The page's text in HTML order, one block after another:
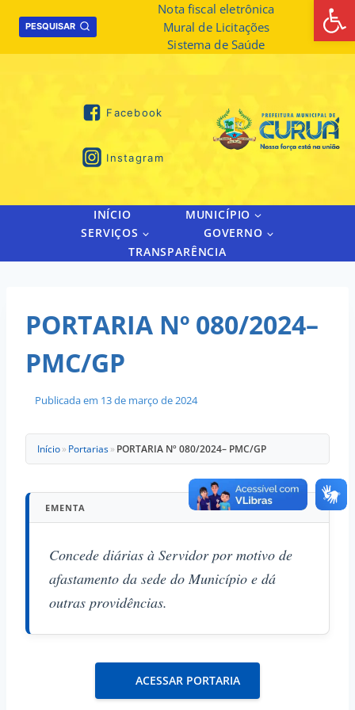
PESQUISAR
Nota fiscal eletrônica
Mural de Licitações
Sistema de Saúde
Facebook
Instagram
INÍCIO
MUNICÍPIO
SERVIÇOS
GOVERNO
TRANSPARÊNCIA
PORTARIA Nº 080/2024–
PMC/GP
Publicada em 13 de março de 2024
Início» Portarias» PORTARIA Nº 080/2024– PMC/GP
EMENTA
Concede diárias à Servidor por motivo de
afastamento da sede do Município e dá
outras providências.
ACESSAR PORTARIA